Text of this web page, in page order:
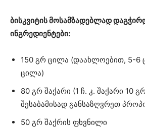
ბისკვიტის მოსამზადებლად
ინგრედიენტები:
150 გრ ცილა (დაახლოებით, 5-6
ცილა)
80 გრ შაქარი (1 ჩ. კ. შაქარი 10
შესაბამისად განსაზღვრეთ
50 გრ შაქრის ფხვნილი